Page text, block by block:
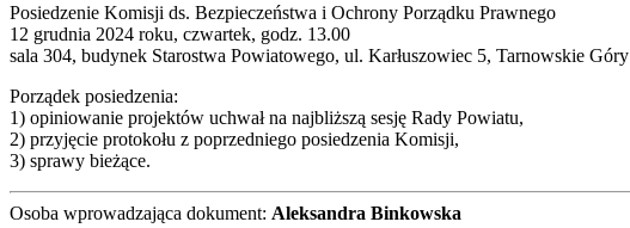
Posiedzenie Komisji ds. Bezpieczeństwa i Ochrony Porządku Prawnego
12 grudnia 2024 roku, czwartek, godz. 13.00
sala 304, budynek Starostwa Powiatowego, ul. Karłuszowiec 5, Tarnowskie Góry
Porządek posiedzenia:
1) opiniowanie projektów uchwał na najbliższą sesję Rady Powiatu,
2) przyjęcie protokołu z poprzedniego posiedzenia Komisji,
3) sprawy bieżące.
Osoba wprowadzająca dokument: Aleksandra Binkowska